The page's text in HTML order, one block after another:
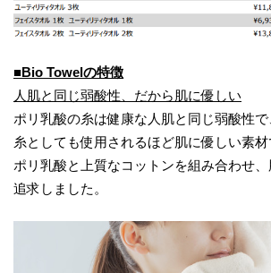
■Bio Towelの特徴
人肌と同じ弱酸性、だから肌に優しい
ポリ乳酸の糸は健康な人肌と同じ弱酸性
糸としても使用されるほど肌に優しい素材
ポリ乳酸と上質なコットンを組み合わせ
追求しました。